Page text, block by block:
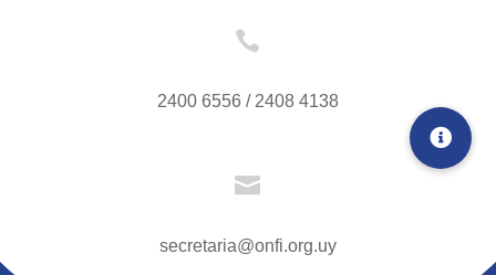

2400 6556 / 2408 4138

secretaria@onfi.org.uy